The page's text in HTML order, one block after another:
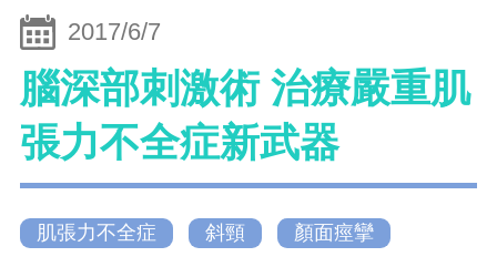
2017/6/7
腦深部刺激術 治療嚴重肌
張力不全症新武器
肌張力不全症 斜頸 顏面痙攣